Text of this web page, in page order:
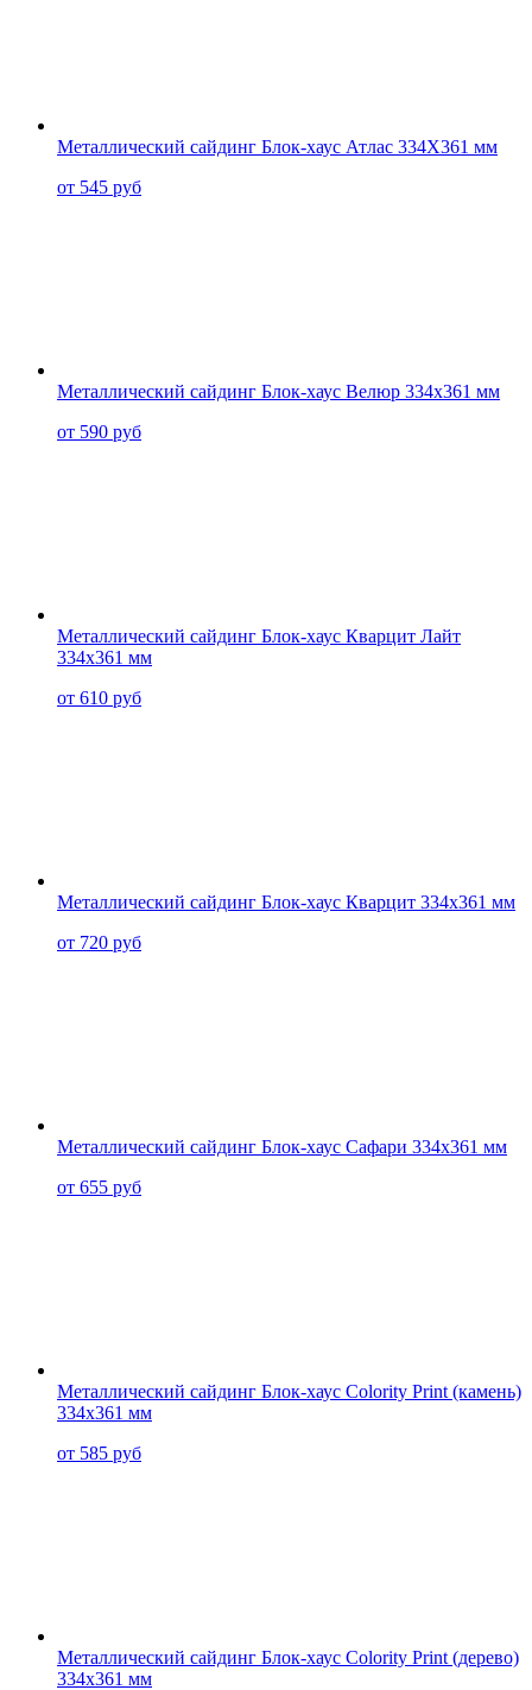
Металлический сайдинг Блок-хаус Атлас 334X361 мм
от 545 руб
Металлический сайдинг Блок-хаус Велюр 334x361 мм
от 590 руб
Металлический сайдинг Блок-хаус Кварцит Лайт
334x361 мм
от 610 руб
Металлический сайдинг Блок-хаус Кварцит 334x361 мм
от 720 руб
Металлический сайдинг Блок-хаус Сафари 334x361 мм
от 655 руб
Металлический сайдинг Блок-хаус Colority Print (камень)
334x361 мм
от 585 руб
Металлический сайдинг Блок-хаус Colority Print (дерево)
334x361 мм